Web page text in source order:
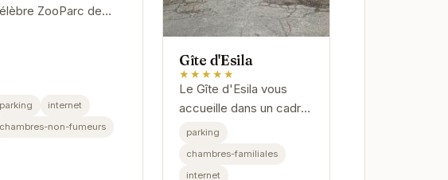
ZooParc de
Idéal pour
parking
internet
chambres-non-fumeurs
Gîte d'Esila
★★★★★
Le Gîte d'Esila vous
accueille dans un cadre
chaleureux et convivial.
parking
chambres-familiales
internet